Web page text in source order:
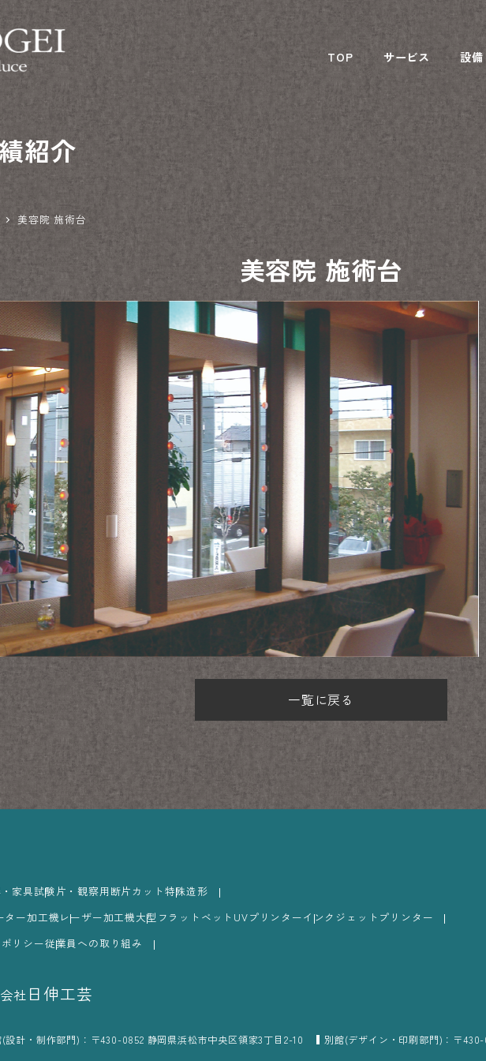
TOP サービス 設備
紹介
美容院 施術台
美容院 施術台
一覧に戻る
家具試験片・観察用断片カット 特殊造形
ター加工機 レーザー加工機大型フラットベットUVプリンターインクジェットプリンター
リシー従業員への取り組み
社 日伸工芸
設計・制作部門)：〒430-0852 静岡県浜松市中央区領家3丁目2-10 別館(デザイン・印刷部門)：〒